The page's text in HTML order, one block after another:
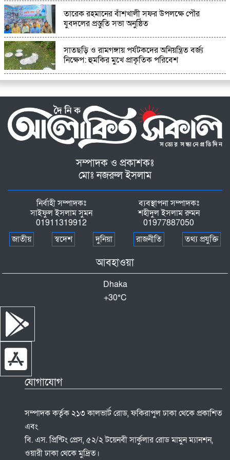
তারেক রহমানের বাঁশখালী সফর উপলক্ষে পৌর
যুবদলের প্রস্তুতি সভা অনুষ্ঠিত
সাতছড়ি ও রামগঙ্গায় পর্যটকদের অনিয়ন্ত্রিত বর্জ্য
নিক্ষেপ: হুমকির মুখে প্রাকৃতিক পরিবেশ
সম্পাদক ও প্রকাশকঃ
মোঃ নজরুল ইসলাম
নির্বাহী সম্পাদকঃ
সাইফুল ইসলাম সুমন
01911319912
ব্যবস্থাপনা সম্পাদকঃ
শহীদুল ইসলাম রুমন
01977887050
জাতীয়
স্বদেশ দুনিয়া রাজনীতি তথ্য প্রযুক্তি
আবহাওয়া
Dhaka
+30°C
যোগাযোগ
সম্পাদক কর্তৃক ২১৩ কালভার্ট রোড, ফকিরাপুল ঢাকা থেকে প্রকাশিত
এবং
বি. এস. প্রিন্টিং প্রেস, ৫২/২ টয়েনবী সার্কুলার রোড মামুন ম্যানশন,
ওয়ারী ঢাকা থেকে মুদ্রিত।